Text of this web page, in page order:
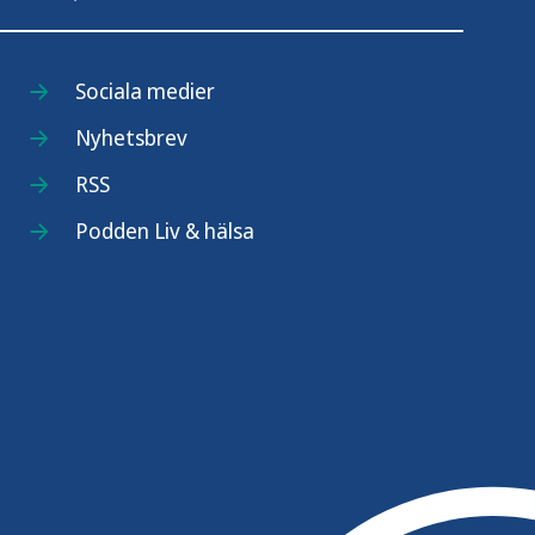
Sociala medier
Nyhetsbrev
RSS
Podden Liv & hälsa